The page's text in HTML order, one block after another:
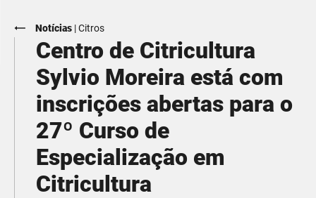
Notícias |Citros
Centro de Citricultura
Sylvio Moreira está com
inscrições abertas para o
27º Curso de
Especialização em
Citricultura